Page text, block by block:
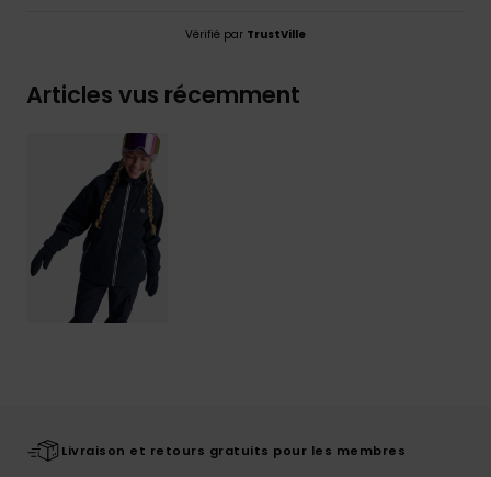
Vérifié par TrustVille
Articles vus récemment
Livraison et retours gratuits pour les membres